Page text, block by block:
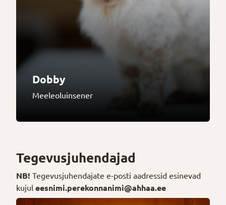
Dobby
Meeleoluinsener
Tegevusjuhendajad
NB! Tegevusjuhendajate e-posti aadressid esinevad
kujul eesnimi.perekonnanimi@ahhaa.ee